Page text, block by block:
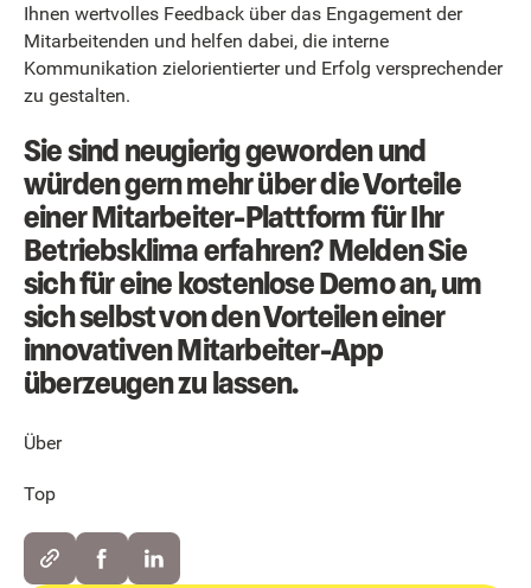
Ihnen wertvolles Feedback über das Engagement der
Mitarbeitenden und helfen dabei, die interne
Kommunikation zielorientierter und Erfolg versprechender
zu gestalten.
Sie sind neugierig geworden und
würden gern mehr über die Vorteile
einer Mitarbeiter-Plattform für Ihr
Betriebsklima erfahren? Melden Sie
sich für eine kostenlose Demo an, um
sich selbst von den Vorteilen einer
innovativen Mitarbeiter-App
überzeugen zu lassen.
Über
Top